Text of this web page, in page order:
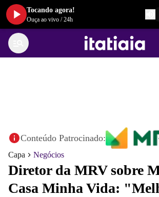
Conteúdo Patrocinado:
Capa Negócios
Diretor da MRV sobre
Casa Minha Vida:
Tocando agora!
Ouça ao vivo /24h